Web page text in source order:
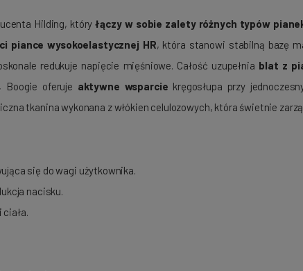
Hilding, któryłączy w sobie zalety różnych typów
piance wysokoelastycznej HR, która stanowi stabilną bazę
redukuje napięcie mięśniowe. Całość uzupełnia blat z
Boogie oferuje aktywne wsparcie kręgosłupa przy
tkanina wykonana z włókien celulozowych, która świetnie
się do wagi użytkownika.
nacisku.